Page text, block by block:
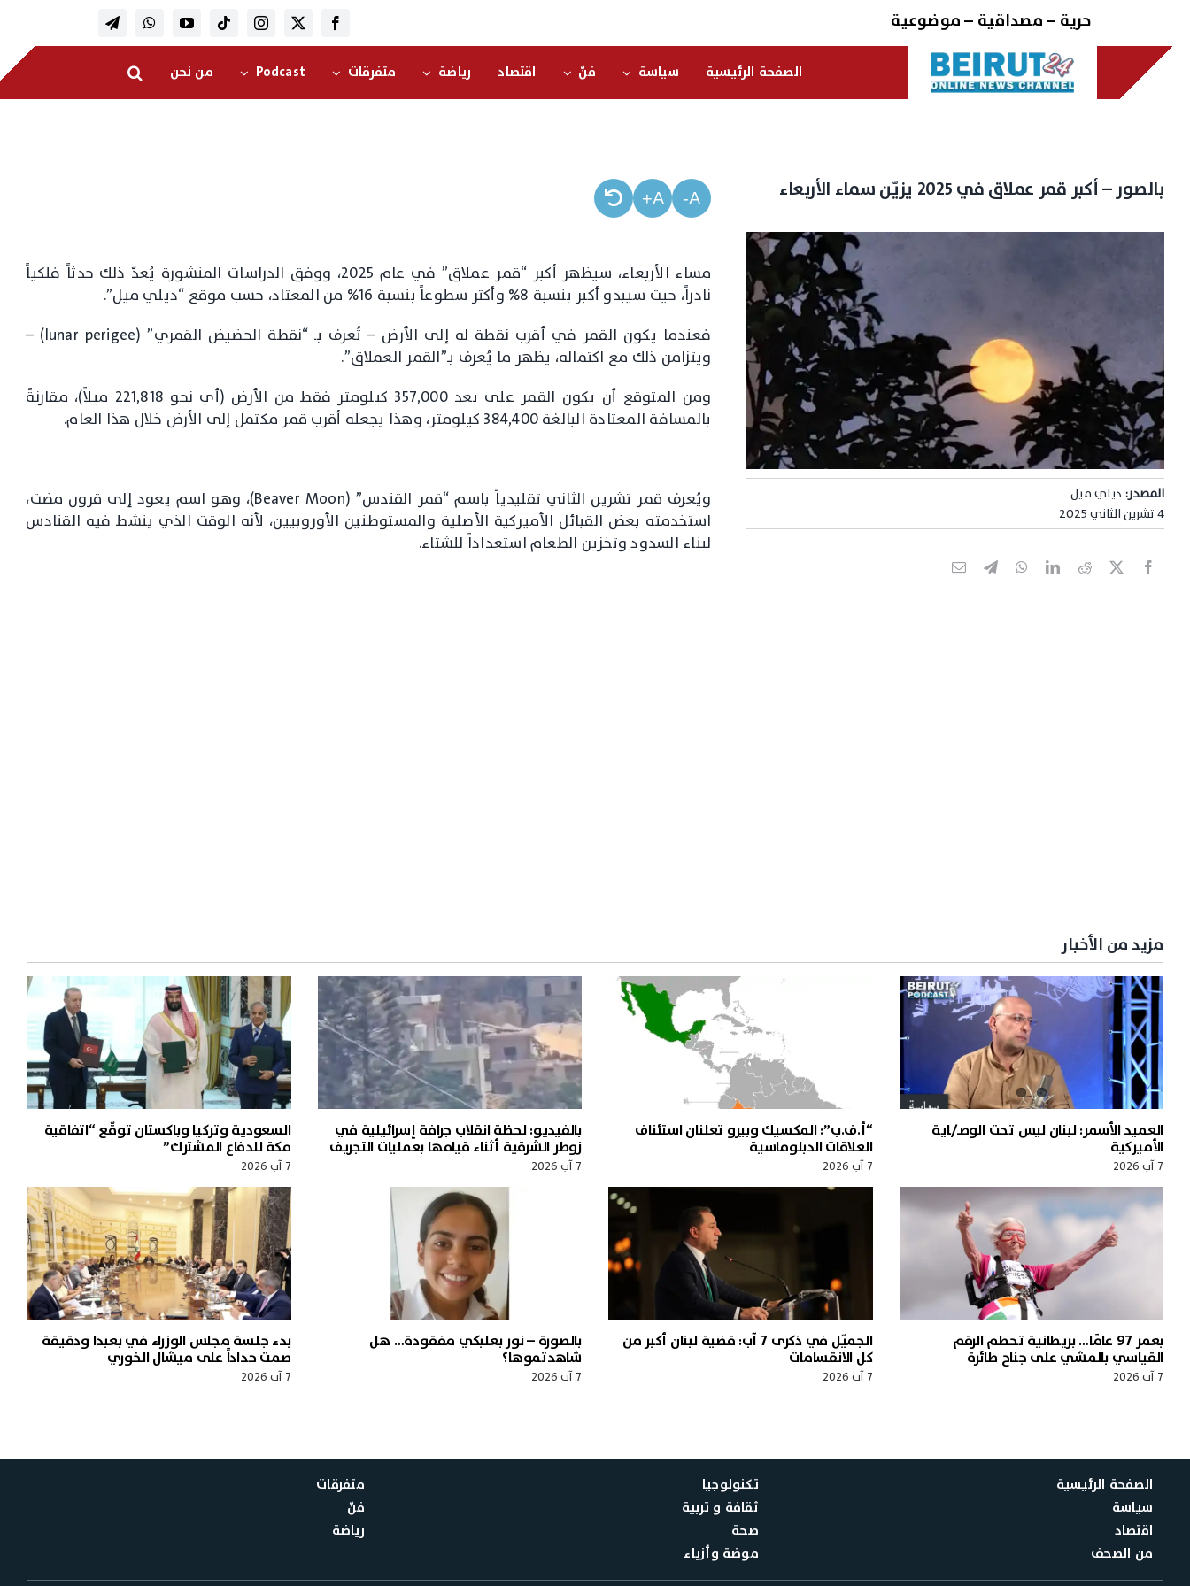
content
حرية – مصداقية – موضوعية
الصفحة الرئيسية سياسة فنّ اقتصاد رياضة متفرقات Podcast من نحن
بالصور – أكبر قمر عملاق في ٢٠٢٥ يزيّن سماء الأربعاء
المصدر: ديلي ميل
4 تشرين الثاني 2025
A-
A+
مساء الأربعاء، سيظهر أكبر “قمر عملاق” في عام 2025، ووفق الدراسات المنشورة يُعدّ ذلك حدثاً فلكياً
نادراً، حيث سيبدو أكبر بنسبة 8% وأكثر سطوعاً بنسبة 16% من المعتاد، حسب موقع “ديلي ميل”.
فعندما يكون القمر في أقرب نقطة له إلى الأرض –تُعرف بـ “نقطة الحضيض القمري” (lunar perigee)
–
ويتزامن ذلك مع اكتماله، يظهر ما يُعرف بـ”القمر العملاق”.
ومن المتوقع أن يكون القمر على بعد 357,000 كيلومتر فقط من الأرض (أي نحو 221,818 ميلاً)، مقارنةً
بالمسافة المعتادة البالغة 384,400 كيلومتر، وهذا يجعله أقرب قمر مكتمل إلى الأرض خلال هذا العام.
ويُعرف قمر تشرين الثاني تقليدياً باسم “قمر القندس” (Beaver Moon)، وهو اسم يعود إلى قرون مضت،
استخدمته بعض القبائل الأميركية الأصلية والمستوطنين الأوروبيين، لأنه الوقت الذي ينشط فيه القنادس
لبناء السدود وتخزين الطعام استعداداً للشتاء.
مزيد من الأخبار
العميد الأسمر: لبنان ليس تحت الوصـ/ـاية
الأميركية
7 آب 2026
“أ.ف.ب”: المكسيك وبيرو تعلنان استئناف
العلاقات الدبلوماسية
7 آب 2026
بالفيديو: لحظة انقلاب جرافة إسرائيلية في
زوطر الشرقية أثناء قيامها بعمليات التجريف
7 آب 2026
السعودية وتركيا وباكستان توقّع “اتفاقية
مكة للدفاع المشترك”
7 آب 2026
بعمر 97 عامًا… بريطانية تحطم الرقم
القياسي بالمشي على جناح طائرة
7 آب 2026
الجميّل في ذكرى 7 آب: قضية لبنان أكبر من
كل الانقسامات
7 آب 2026
بالصورة – نور بعلبكي مفقودة… هل
شاهدتموها؟
7 آب 2026
بدء جلسة مجلس الوزراء في بعبدا ودقيقة
صمت حداداً على ميشال الخوري
7 آب 2026
الصفحة الرئيسية
سياسة
اقتصاد
من الصحف
تكنولوجيا
ثقافة و تربية
صحة
موضة وأزياء
متفرقات
فنّ
رياضة